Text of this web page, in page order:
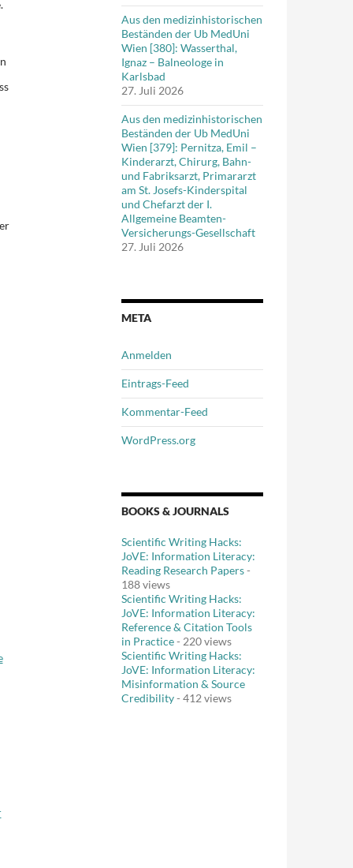
Aus den medizinhistorischen
Beständen der Ub MedUni
Wien [380]: Wasserthal,
Ignaz – Balneologe in
Karlsbad
27. Juli 2026
Aus den medizinhistorischen
Beständen der Ub MedUni
Wien [379]: Pernitza, Emil –
Kinderarzt, Chirurg, Bahn-
und Fabriksarzt, Primararzt
am St. Josefs-Kinderspital
und Chefarzt der I.
Allgemeine Beamten-
Versicherungs-Gesellschaft
27. Juli 2026
META
Anmelden
Eintrags-Feed
Kommentar-Feed
WordPress.org
BOOKS & JOURNALS
Scientific Writing Hacks:
JoVE: Information Literacy:
Reading Research Papers-
188 views
Scientific Writing Hacks:
JoVE: Information Literacy:
Reference & Citation Tools
in Practice- 220 views
Scientific Writing Hacks:
JoVE: Information Literacy:
Misinformation & Source
Credibility- 412 views